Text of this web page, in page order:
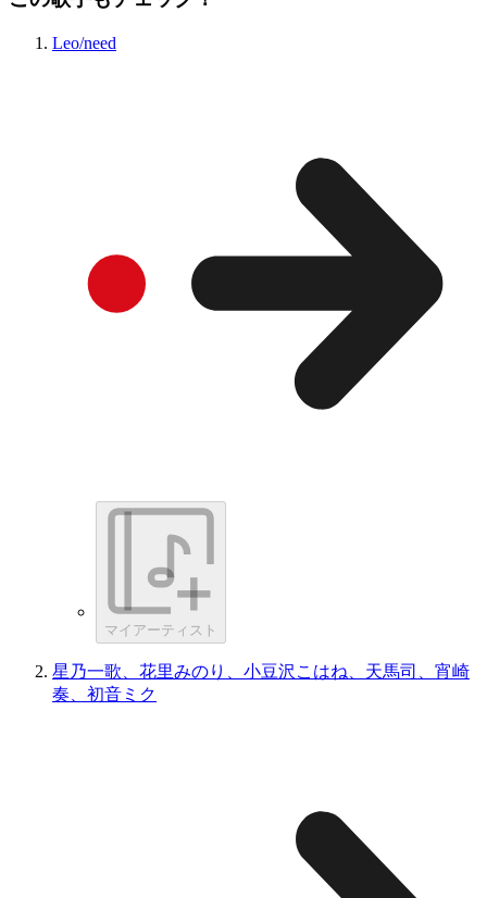
Leo/need
マイアーティスト
星乃一歌、花里みのり、小豆沢こはね、天馬司、宵崎
奏、初音ミク